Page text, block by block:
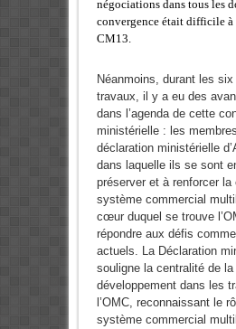
négociations dans tous les
convergence était difficile à
CM13.
Néanmoins, durant les
travaux, il y a eu des
dans l’agenda de cette
ministérielle : les
déclaration ministérielle
dans laquelle ils se sont
préserver et à renforcer la
système commercial
cœur duquel se trouve
répondre aux défis
actuels. La Déclaration
souligne la centralité de
développement dans les
l’OMC, reconnaissant le
système commercial